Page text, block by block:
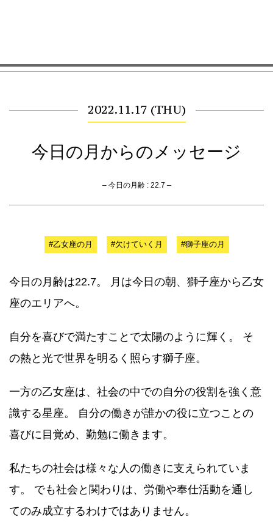
2022.11.17 (THU)
今日の月からのメッセージ
– 今日の月齢 : 22.7 –
#乙女座の月 #欠けていく月 #獅子座の月
今日の月齢は22.7。 月は今日の朝、獅子座から乙女
座のエリアへ。
自分を喜びで満たすことで太陽のように輝く。 そ
の熱と光で世界を明るく照らす獅子座。
一方の乙女座は、社会の中での自分の役割を強く意
識する星座。 自分の働きが誰かの役に立つことの
喜びに目覚め、勤勉に働きます。
私たちの社会は様々な人の働きに支えられていま
す。 でも社会と関わりは、労働や奉仕活動を通し
てのみ成立するわけではありません。